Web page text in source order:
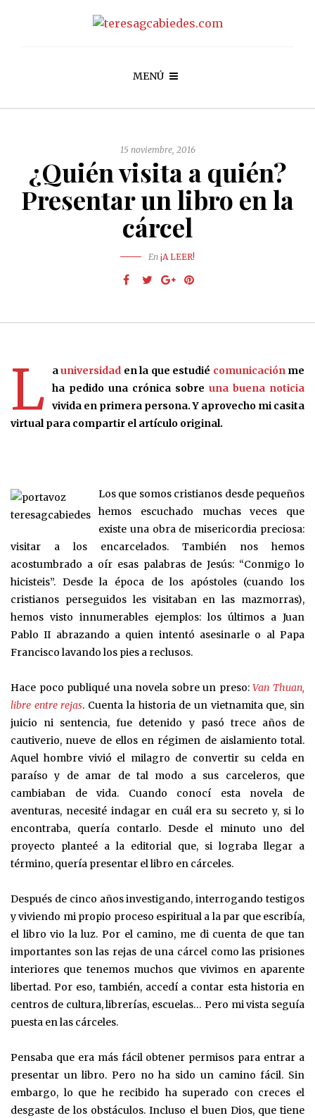
MENÚ
15 noviembre, 2016
¿Quién visita a quién?
Presentar un libro en la
cárcel
En ¡A LEER!
L auniversidad en la que estudié comunicaciónme
ha pedido una crónica sobre una buena noticia
vivida en primera persona. Y aprovecho mi casita
virtual para compartir el artículo original.
Los que somos cristianos desde pequeños
hemos escuchado muchas veces que
existe una obra de misericordia preciosa:
visitar a los encarcelados. También nos hemos
acostumbrado a oír esas palabras de Jesús: “Conmigo lo
hicisteis”. Desde la época de los apóstoles (cuando los
cristianos perseguidos les visitaban en las mazmorras),
hemos visto innumerables ejemplos: los últimos a Juan
Pablo II abrazando a quien intentó asesinarle o al Papa
Francisco lavando los pies a reclusos.
Hace poco publiqué una novela sobre un preso:Van Thuan,
libre entre rejas. Cuenta la historia de un vietnamita que, sin
juicio ni sentencia, fue detenido y pasó trece años de
cautiverio, nueve de ellos en régimen de aislamiento total.
Aquel hombre vivió el milagro de convertir su celda en
paraíso y de amar de tal modo a sus carceleros, que
cambiaban de vida. Cuando conocí esta novela de
aventuras, necesité indagar en cuál era su secreto y, si lo
encontraba, quería contarlo. Desde el minuto uno del
proyecto planteé a la editorial que, si lograba llegar a
término, quería presentar el libro en cárceles.
Después de cinco años investigando, interrogando testigos
y viviendo mi propio proceso espiritual a la par que escribía,
el libro vio la luz. Por el camino, me di cuenta de que tan
importantes son las rejas de una cárcel como las prisiones
interiores que tenemos muchos que vivimos en aparente
libertad. Por eso, también, accedí a contar esta historia en
centros de cultura, librerías, escuelas… Pero mi vista seguía
puesta en las cárceles.
Pensaba que era más fácil obtener permisos para entrar a
presentar un libro. Pero no ha sido un camino fácil. Sin
embargo, lo que he recibido ha superado con creces el
desgaste de los obstáculos. Incluso el buen Dios, que tiene